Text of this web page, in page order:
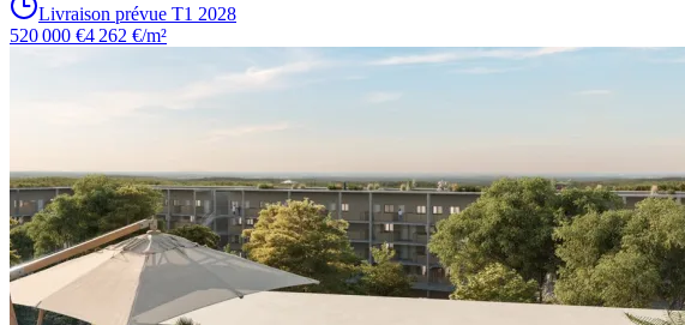
Livraison prévue T1 2028
520 000 €4 262 €/m²